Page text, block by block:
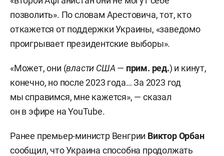
позволить». По словам Арестовича, тот, кто
откажется от поддержки Украины, «заведомо
проигрывает президентские выборы».
«Может, они (власти США — прим. ред.) и кинут,
конечно, но после 2023 года… За 2023 год
мы справимся, мне кажется», — сказал
он в эфире на YouTube.
Ранее премьер-министр Венгрии Виктор Орбан
сообщил, что Украина способна продолжать